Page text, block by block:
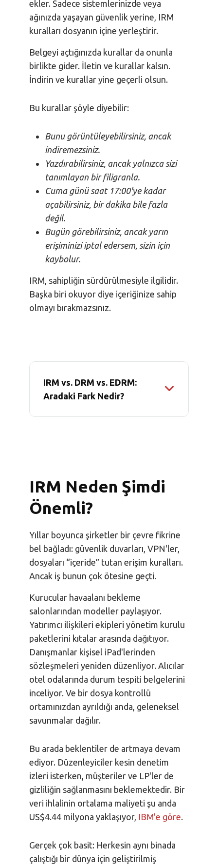
ekler. Sadece sistemlerinizde veya
ağınızda yaşayan güvenlik yerine, IRM
kuralları dosyanın içine yerleştirir.
Belgeyi açtığınızda kurallar da onunla
birlikte gider. İletin ve kurallar kalsın.
İndirin ve kurallar yine geçerli olsun.
Bu kurallar şöyle diyebilir:
Bunu görüntüleyebilirsiniz, ancak
indiremezsiniz.
Yazdırabilirsiniz, ancak yalnızca sizi
tanımlayan bir filigranla.
Cuma günü saat 17:00'ye kadar
açabilirsiniz, bir dakika bile fazla
değil.
Bugün görebilirsiniz, ancak yarın
erişiminizi iptal edersem, sizin için
kaybolur.
IRM, sahipliğin sürdürülmesiyle ilgilidir.
Başka biri okuyor diye içeriğinize sahip
olmayı bırakmazsınız.
IRM vs. DRM vs. EDRM:
Aradaki Fark Nedir?
IRM Neden Şimdi
Önemli?
Yıllar boyunca şirketler bir çevre fikrine
bel bağladı: güvenlik duvarları, VPN'ler,
dosyaları “içeride” tutan erişim kuralları.
Ancak iş bunun çok ötesine geçti.
Kurucular havaalanı bekleme
salonlarından modeller paylaşıyor.
Yatırımcı ilişkileri ekipleri yönetim kurulu
paketlerini kıtalar arasında dağıtıyor.
Danışmanlar kişisel iPad'lerinden
sözleşmeleri yeniden düzenliyor. Alıcılar
otel odalarında durum tespiti belgelerini
inceliyor. Ve bir dosya kontrollü
ortamınızdan ayrıldığı anda, geleneksel
savunmalar dağılır.
Bu arada beklentiler de artmaya devam
ediyor. Düzenleyiciler kesin denetim
izleri isterken, müşteriler ve LP'ler de
gizliliğin sağlanmasını beklemektedir. Bir
veri ihlalinin ortalama maliyeti şu anda
US$4.44 milyona yaklaşıyor, IBM'e göre.
Gerçek çok basit: Herkesin aynı binada
çalıştığı bir dünya için geliştirilmiş